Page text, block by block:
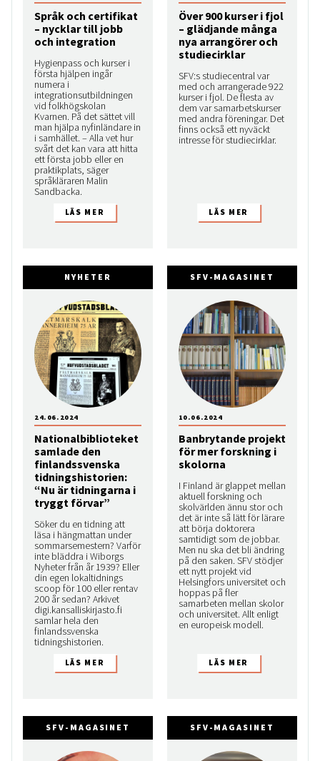
Språk och certifikat
– nycklar till jobb
och integration
Hygienpass och kurser i
första hjälpen ingår
numera i
integrationsutbildningen
vid folkhögskolan
Kvarnen. På det sättet vill
man hjälpa nyfinländare in
i samhället. – Alla vet hur
svårt det kan vara att hitta
ett första jobb eller en
praktikplats, säger
språkläraren Malin
Sandbacka.
Över 900 kurser i fjol
– glädjande många
nya arrangörer och
studiecirklar
SFV:s studiecentral var
med och arrangerade 922
kurser i fjol. De flesta av
dem var samarbetskurser
med andra föreningar. Det
finns också ett nyväckt
intresse för studiecirklar.
NYHETER
Nationalbiblioteket
samlade den
finlandssvenska
tidningshistorien:
“Nu är tidningarna i
tryggt förvar”
Söker du en tidning att
läsa i hängmattan under
sommarsemestern? Varför
inte bläddra i Wiborgs
Nyheter från år 1939? Eller
din egen lokaltidnings
scoop för 100 eller rentav
200 år sedan? Arkivet
digi.kansalliskirjasto.fi
samlar hela den
finlandssvenska
tidningshistorien.
24.06.2024
SFV-MAGASINET
Banbrytande projekt
för mer forskning i
skolorna
I Finland är glappet mellan
aktuell forskning och
skolvärlden ännu stor och
det är inte så lätt för lärare
att börja doktorera
samtidigt som de jobbar.
Men nu ska det bli ändring
på den saken. SFV stödjer
ett nytt projekt vid
Helsingfors universitet och
hoppas på fler
samarbeten mellan skolor
och universitet. Allt enligt
en europeisk modell.
10.06.2024
SFV-MAGASINET SFV-MAGASINET